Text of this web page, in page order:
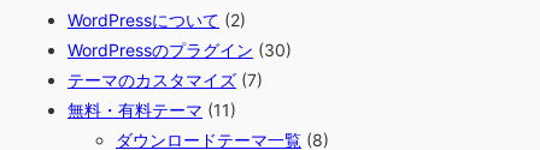
WordPressについて (2)
WordPressのプラグイン (30)
テーマのカスタマイズ (7)
無料・有料テーマ (11)
ダウンロードテーマ一覧 (8)